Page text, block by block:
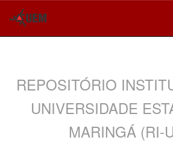
REPOSITÓRIO
UNIVERSIDADE
MARINGÁ (RI-